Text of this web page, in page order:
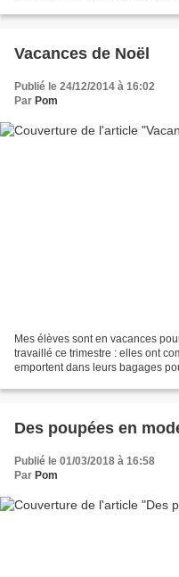
Vacances de Noël
Publié le 24/12/2014 à 16:02
Par Pom
Mes élèves sont en vacances
travaillé ce trimestre : elles ont
emportent dans leurs bagages
Des poupées en
Publié le 01/03/2018 à 16:58
Par Pom